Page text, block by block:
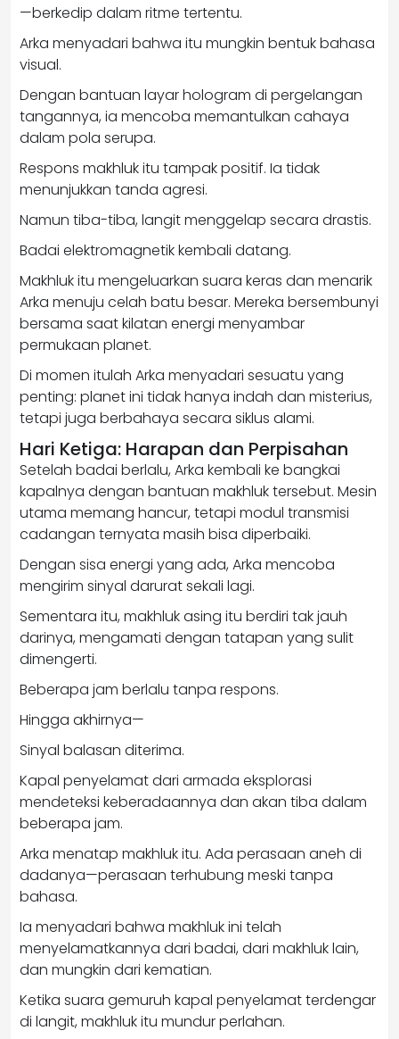
—berkedip dalam ritme tertentu.
Arka menyadari bahwa itu mungkin bentuk bahasa
visual.
Dengan bantuan layar hologram di pergelangan
tangannya, ia mencoba memantulkan cahaya
dalam pola serupa.
Respons makhluk itu tampak positif. Ia tidak
menunjukkan tanda agresi.
Namun tiba-tiba, langit menggelap secara drastis.
Badai elektromagnetik kembali datang.
Makhluk itu mengeluarkan suara keras dan menarik
Arka menuju celah batu besar. Mereka bersembunyi
bersama saat kilatan energi menyambar
permukaan planet.
Di momen itulah Arka menyadari sesuatu yang
penting: planet ini tidak hanya indah dan misterius,
tetapi juga berbahaya secara siklus alami.
Hari Ketiga: Harapan dan Perpisahan
Setelah badai berlalu, Arka kembali ke bangkai
kapalnya dengan bantuan makhluk tersebut. Mesin
utama memang hancur, tetapi modul transmisi
cadangan ternyata masih bisa diperbaiki.
Dengan sisa energi yang ada, Arka mencoba
mengirim sinyal darurat sekali lagi.
Sementara itu, makhluk asing itu berdiri tak jauh
darinya, mengamati dengan tatapan yang sulit
dimengerti.
Beberapa jam berlalu tanpa respons.
Hingga akhirnya—
Sinyal balasan diterima.
Kapal penyelamat dari armada eksplorasi
mendeteksi keberadaannya dan akan tiba dalam
beberapa jam.
Arka menatap makhluk itu. Ada perasaan aneh di
dadanya—perasaan terhubung meski tanpa
bahasa.
Ia menyadari bahwa makhluk ini telah
menyelamatkannya dari badai, dari makhluk lain,
dan mungkin dari kematian.
Ketika suara gemuruh kapal penyelamat terdengar
di langit, makhluk itu mundur perlahan.